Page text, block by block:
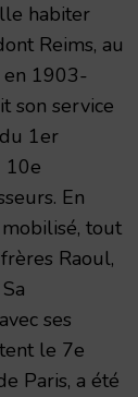
habiter
Reims, au
en 1903-
son service
1er
10e
En
tout
Raoul,
ses
le 7e
Paris, a été